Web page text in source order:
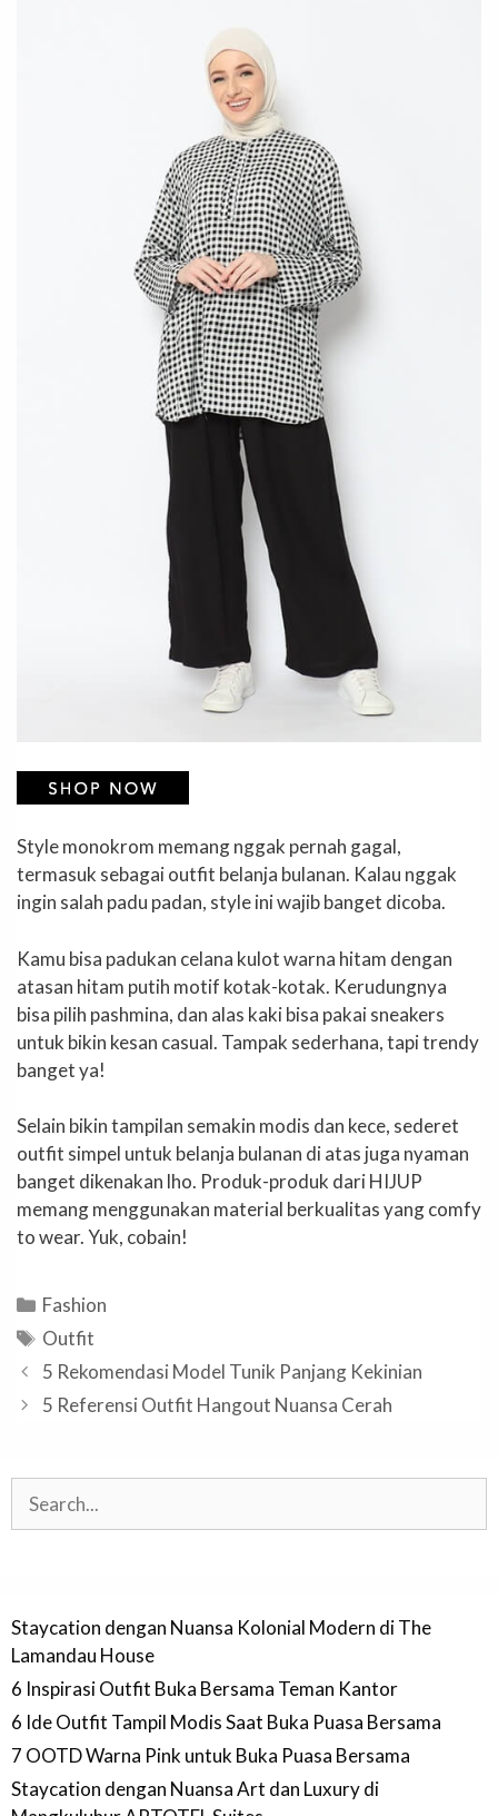
Style monokrom memang nggak pernah gagal,
termasuk sebagai outfit belanja bulanan. Kalau nggak
ingin salah padu padan, style ini wajib banget dicoba.
Kamu bisa padukan celana kulot warna hitam dengan
atasan hitam putih motif kotak-kotak. Kerudungnya
bisa pilih pashmina, dan alas kaki bisa pakai sneakers
untuk bikin kesan casual. Tampak sederhana, tapi trendy
banget ya!
Selain bikin tampilan semakin modis dan kece, sederet
outfit simpel untuk belanja bulanan di atas juga nyaman
banget dikenakan lho. Produk-produk dari HIJUP
memang menggunakan material berkualitas yang comfy
to wear. Yuk, cobain!
Categories
Fashion
Tags
Outfit
5 Rekomendasi Model Tunik Panjang Kekinian
5 Referensi Outfit Hangout Nuansa Cerah
Staycation dengan Nuansa Kolonial Modern di The
Lamandau House
6 Inspirasi Outfit Buka Bersama Teman Kantor
6 Ide Outfit Tampil Modis Saat Buka Puasa Bersama
7 OOTD Warna Pink untuk Buka Puasa Bersama
Staycation dengan Nuansa Art dan Luxury di